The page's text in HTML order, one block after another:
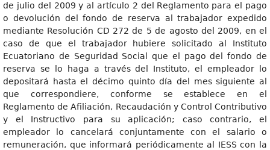
de julio del 2009 y al artículo 2 del Reglamento para el pago
o devolución del fondo de reserva al trabajador expedido
mediante Resolución CD 272 de 5 de agosto del 2009, en el
caso de que el trabajador hubiere solicitado al Instituto
Ecuatoriano de Seguridad Social que el pago del fondo de
reserva se lo haga a través del Instituto, el empleador lo
depositará hasta el décimo quinto día del mes siguiente al
que correspondiere, conforme se establece en el
Reglamento de Afiliación, Recaudación y Control Contributivo
y el Instructivo para su aplicación; caso contrario, el
empleador lo cancelará conjuntamente con el salario o
remuneración, que informará periódicamente al IESS con la